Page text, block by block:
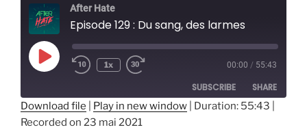
After Hate
Episode 129 : Du sang, des larmes
Play
Episode
1x 00:00 / 55:43
SUBSCRIBE SHARE
SHARE
Download file Play in new window Duration: 55:43
Recorded on 23 mai 2021